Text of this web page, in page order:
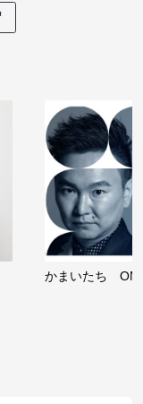
かまいたち